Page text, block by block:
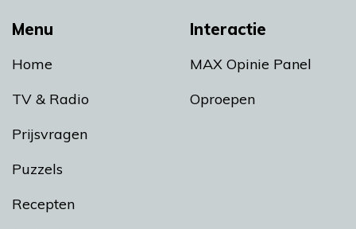
Menu
Home
TV & Radio
Prijsvragen
Puzzels
Recepten
Interactie
MAX Opinie Panel
Oproepen